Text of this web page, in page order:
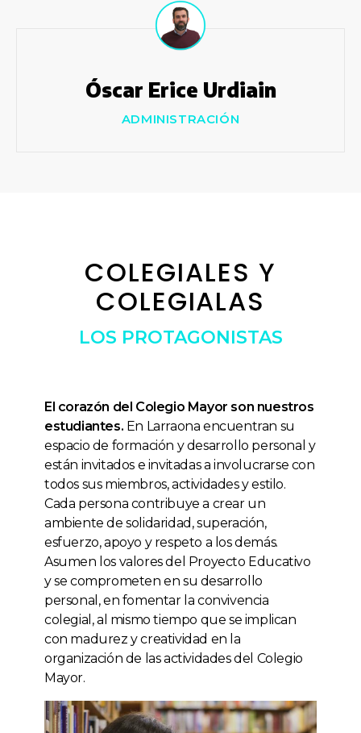
Óscar Erice Urdiain
ADMINISTRACIÓN
COLEGIALES Y
COLEGIALAS
LOS PROTAGONISTAS
El corazón del Colegio Mayor son nuestros
estudiantes. En Larraona encuentran su
espacio de formación y desarrollo personal y
están invitados e invitadas a involucrarse con
todos sus miembros, actividades y estilo.
Cada persona contribuye a crear un
ambiente de solidaridad, superación,
esfuerzo, apoyo y respeto a los demás.
Asumen los valores del Proyecto Educativo
y se comprometen en su desarrollo
personal, en fomentar la convivencia
colegial, al mismo tiempo que se implican
con madurez y creatividad en la
organización de las actividades del Colegio
Mayor.